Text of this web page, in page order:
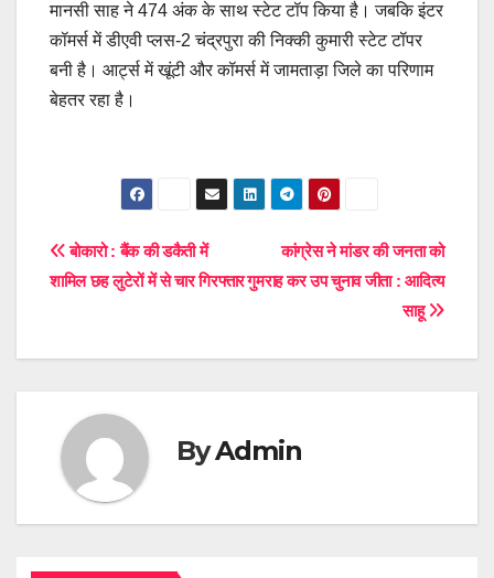
मानसी साह ने 474 अंक के साथ स्टेट टॉप किया है। जबकि इंटर
कॉमर्स में डीएवी प्लस-2 चंद्रपुरा की निक्की कुमारी स्टेट टॉपर
बनी है। आर्ट्स में खूंटी और कॉमर्स में जामताड़ा जिले का परिणाम
बेहतर रहा है।
Post
navigation
कांग्रेस ने मांडर की जनता को
गुमराह कर उप चुनाव जीता : आदित्य
साहू
बोकारो : बैंक की डकैती में
शामिल छह लुटेरों में से चार गिरफ्तार
ByAdmin